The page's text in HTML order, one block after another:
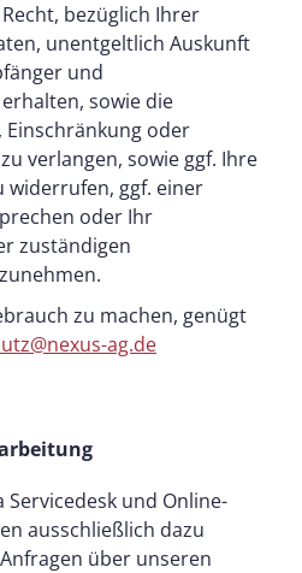
bezüglich Ihrer
unentgeltlich Auskunft
und
sowie die
oder
verlangen, sowie ggf. Ihre
widerrufen, ggf. einer
oder Ihr
zuständigen
zu machen, genügt
ag.de
Servicedesk und Online-
ausschließlich dazu
über unseren